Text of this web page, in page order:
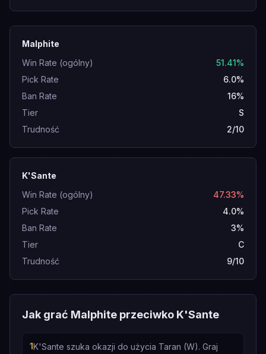
Malphite
Win Rate (ogólny)
51.41%
Pick Rate
6.0%
Ban Rate
16%
Tier
S
Trudność
2/10
K'Sante
Win Rate (ogólny)
47.33%
Pick Rate
4.0%
Ban Rate
3%
Tier
C
Trudność
9/10
Jak grać Malphite przeciwko K'Sante
1K'Sante szuka okazji do użycia Taran (W). Graj